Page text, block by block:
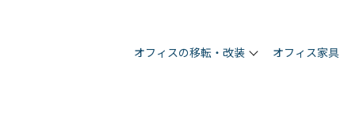
オフィスの移転・改装 オフィス家具